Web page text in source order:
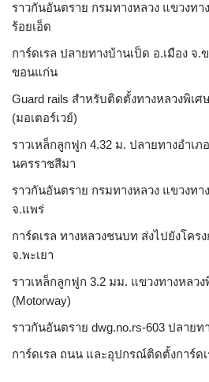
ราวกันอันตราย กรมทางหลวง แขวงทา
ร้อยเอ็ด
การ์ดเรล ปลายทางบ้านเป็ด อ.เมือง จ
ขอนแก่น
Guard rails สำหรับติดตั้งทางหลวงพิเศ
(มอเตอร์เวย์)
ราวเหล็กลูกฟูก 4.32 ม. ปลายทางอำเ
นครราชสีมา
ราวกันอันตราย กรมทางหลวง แขวงทา
จ.แพร่
การ์ดเรล ทางหลวงชนบท ส่งไปยังโคร
จ.พะเยา
ราวเหล็กลูกฟูก 3.2 มม. แขวงทางหลวง
(Motorway)
ราวกันอันตราย dwg.no.rs-603 ปลาย
การ์ดเรล ถนน และอุปกรณ์ติดตั้งการ์ด